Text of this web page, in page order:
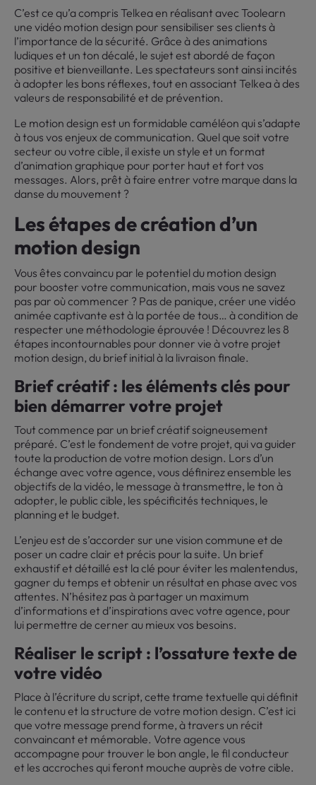
C’est ce qu’a compris Telkea en réalisant avec Toolearn
une vidéo motion design pour sensibiliser ses clients à
l’importance de la sécurité. Grâce à des animations
ludiques et un ton décalé, le sujet est abordé de façon
positive et bienveillante. Les spectateurs sont ainsi incités
à adopter les bons réflexes, tout en associant Telkea à des
valeurs de responsabilité et de prévention.
Le motion design est un formidable caméléon qui s’adapte
à tous vos enjeux de communication. Quel que soit votre
secteur ou votre cible, il existe un style et un format
d’animation graphique pour porter haut et fort vos
messages. Alors, prêt à faire entrer votre marque dans la
danse du mouvement ?
Les étapes de création d’un
motion design
Vous êtes convaincu par le potentiel du motion design
pour booster votre communication, mais vous ne savez
pas par où commencer ? Pas de panique, créer une vidéo
animée captivante est à la portée de tous… à condition de
respecter une méthodologie éprouvée ! Découvrez les 8
étapes incontournables pour donner vie à votre projet
motion design, du brief initial à la livraison finale.
Brief créatif : les éléments clés pour
bien démarrer votre projet
Tout commence par un brief créatif soigneusement
préparé. C’est le fondement de votre projet, qui va guider
toute la production de votre motion design. Lors d’un
échange avec votre agence, vous définirez ensemble les
objectifs de la vidéo, le message à transmettre, le ton à
adopter, le public cible, les spécificités techniques, le
planning et le budget.
L’enjeu est de s’accorder sur une vision commune et de
poser un cadre clair et précis pour la suite. Un brief
exhaustif et détaillé est la clé pour éviter les malentendus,
gagner du temps et obtenir un résultat en phase avec vos
attentes. N’hésitez pas à partager un maximum
d’informations et d’inspirations avec votre agence, pour
lui permettre de cerner au mieux vos besoins.
Réaliser le script : l’ossature texte de
votre vidéo
Place à l’écriture du script, cette trame textuelle qui définit
le contenu et la structure de votre motion design. C’est ici
que votre message prend forme, à travers un récit
convaincant et mémorable. Votre agence vous
accompagne pour trouver le bon angle, le fil conducteur
et les accroches qui feront mouche auprès de votre cible.